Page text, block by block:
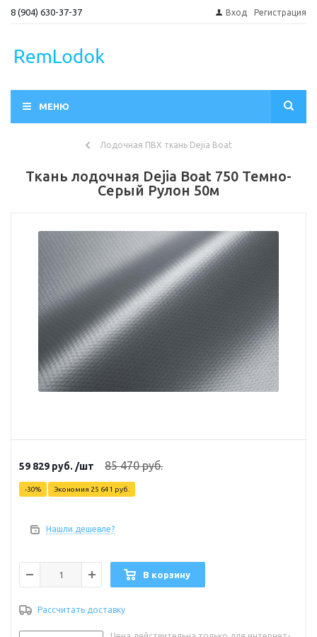
8 (904) 630-37-37 Вход Регистрация
МЕНЮ
Лодочная ПВХ ткань Dejia Boat
Ткань лодочная Dejia Boat 750 Темно-
Серый Рулон 50м
59 829 руб. /шт 85 470руб.
-30% Экономия 25 641 руб.
Нашли дешевле?
В корзину
Рассчитать доставку